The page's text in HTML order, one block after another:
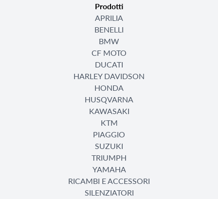
Prodotti
APRILIA
BENELLI
BMW
CF MOTO
DUCATI
HARLEY DAVIDSON
HONDA
HUSQVARNA
KAWASAKI
KTM
PIAGGIO
SUZUKI
TRIUMPH
YAMAHA
RICAMBI E ACCESSORI
SILENZIATORI